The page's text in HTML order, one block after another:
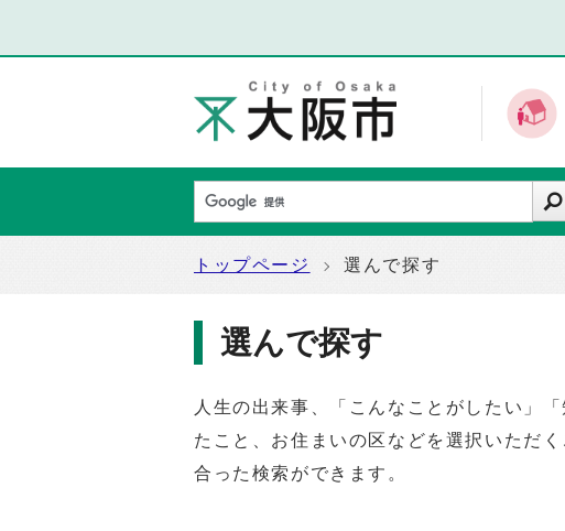
トップページ 選んで探す
選んで探す
人生の出来事、「こんなことがしたい」
たこと、お住まいの区などを選択いただ
合った検索ができます。